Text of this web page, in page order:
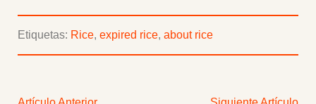
Etiquetas: Rice, expired rice, about rice